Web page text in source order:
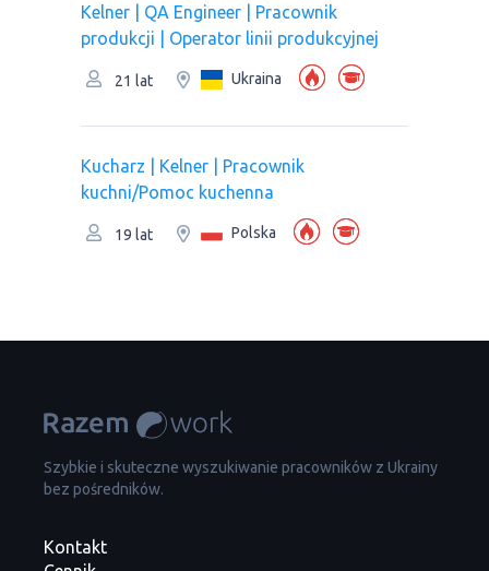
Kelner | QA Engineer | Pracownik
produkcji | Оperator linii produkcyjnej
21 lat Ukraina
Kucharz | Kelner | Pracownik
kuchni/Pomoc kuchenna
19 lat Polska
Szybkie i skuteczne wyszukiwanie pracowników z Ukrainy
bez pośredników.
Kontakt